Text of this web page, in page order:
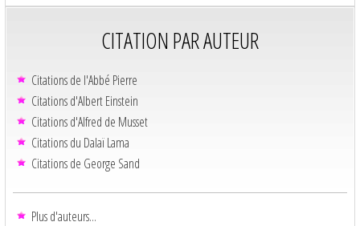
CITATION PAR AUTEUR
Citations de l'Abbé Pierre
Citations d'Albert Einstein
Citations d'Alfred de Musset
Citations du Dalaï Lama
Citations de George Sand
Plus d'auteurs...